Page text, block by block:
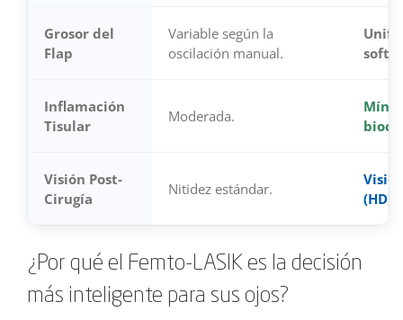
Grosor del
Flap
Variable según la
oscilación manual.
Inflamación
Tisular
Moderada.
Visión Post-
Cirugía
Nitidez estándar.
(HD).
¿Por qué el Femto-LASIK es la decisión
más inteligente para sus ojos?